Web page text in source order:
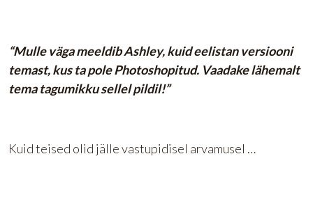
“Mulle väga meeldib Ashley, kuid eelistan versiooni
temast, kus ta pole Photoshopitud. Vaadake lähemalt
tema tagumikku sellel pildil!”
Kuid teised olid jälle vastupidisel arvamusel …